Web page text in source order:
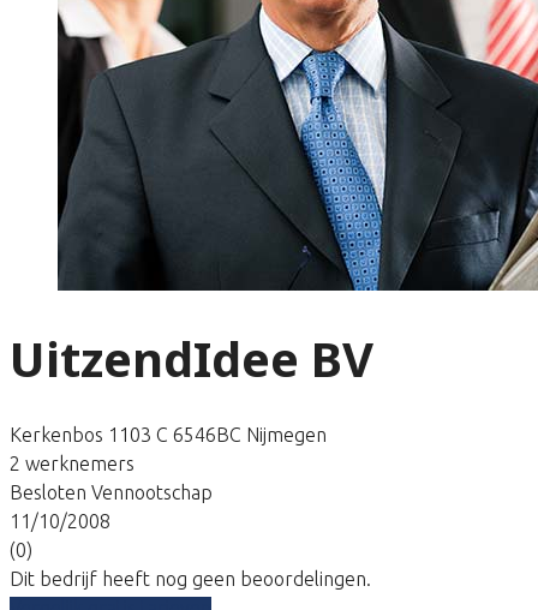
UitzendIdee BV
Kerkenbos 1103 C 6546BC Nijmegen
2 werknemers
Besloten Vennootschap
11/10/2008
(0)
Dit bedrijf heeft nog geen beoordelingen.